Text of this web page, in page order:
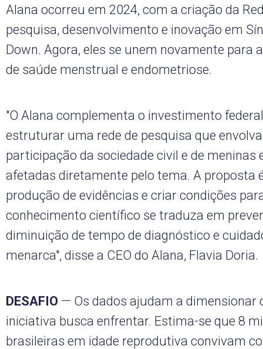
Alana ocorreu em 2024, com a criação da
pesquisa, desenvolvimento e inovação em
Down. Agora, eles se unem novamente para
de saúde menstrual e endometriose.
"O Alana complementa o investimento
estruturar uma rede de pesquisa que
participação da sociedade civil e de meninas
afetadas diretamente pelo tema. A proposta
produção de evidências e criar condições
conhecimento científico se traduza em
diminuição de tempo de diagnóstico e
menarca", disse a CEO do Alana, Flavia Doria.
DESAFIO — Os dados ajudam a dimensionar
iniciativa busca enfrentar. Estima-se que 8
brasileiras em idade reprodutiva convivam